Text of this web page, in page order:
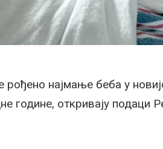
рођено најмање беба у
године, откривају подаци